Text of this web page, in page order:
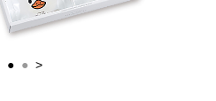
● ● >